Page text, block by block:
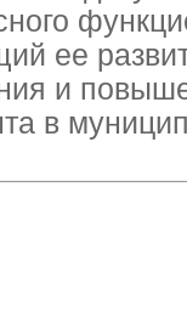
ее
и
в